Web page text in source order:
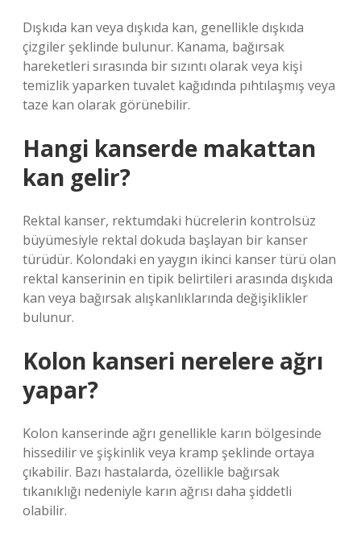
Dışkıda kan veya dışkıda kan, genellikle dışkıda
çizgiler şeklinde bulunur. Kanama, bağırsak
hareketleri sırasında bir sızıntı olarak veya kişi
temizlik yaparken tuvalet kağıdında pıhtılaşmış veya
taze kan olarak görünebilir.
Hangi kanserde makattan
kan gelir?
Rektal kanser, rektumdaki hücrelerin kontrolsüz
büyümesiyle rektal dokuda başlayan bir kanser
türüdür. Kolondaki en yaygın ikinci kanser türü olan
rektal kanserinin en tipik belirtileri arasında dışkıda
kan veya bağırsak alışkanlıklarında değişiklikler
bulunur.
Kolon kanseri nerelere ağrı
yapar?
Kolon kanserinde ağrı genellikle karın bölgesinde
hissedilir ve şişkinlik veya kramp şeklinde ortaya
çıkabilir. Bazı hastalarda, özellikle bağırsak
tıkanıklığı nedeniyle karın ağrısı daha şiddetli
olabilir.